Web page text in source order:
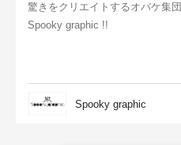
驚きをクリエイトするオバケ集団
Spooky graphic !!
Spooky graphic